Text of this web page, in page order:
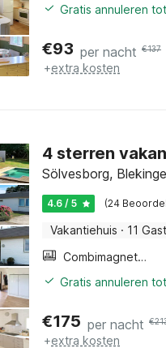
Gratis annuleren
€93 per nacht €137
+extra kosten
4 sterren
Sölvesborg, Blekinge
4.6 / 5 (24
Vakantiehuis · 11
Combimagnetron
Gratis annuleren
€175 per nacht €
+extra kosten